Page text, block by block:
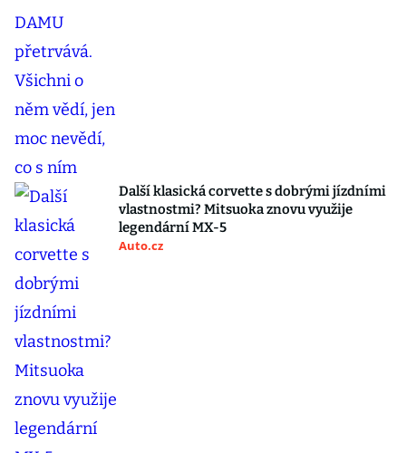
Další klasická corvette s dobrými jízdními
vlastnostmi? Mitsuoka znovu využije
legendární MX-5
Auto.cz